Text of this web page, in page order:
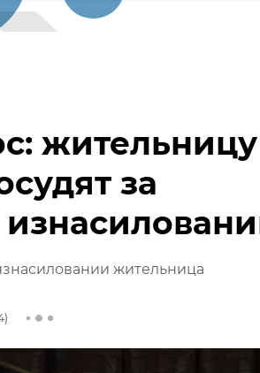
жительницу
за
жительница